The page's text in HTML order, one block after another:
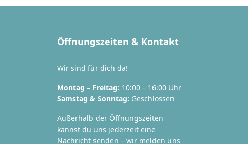
Öffnungszeiten & Kontakt
Wir sind für dich da!
Montag – Freitag: 10:00 – 16:00 Uhr
Samstag & Sonntag: Geschlossen
Außerhalb der Öffnungszeiten
kannst du uns jederzeit eine
Nachricht senden – wir melden uns